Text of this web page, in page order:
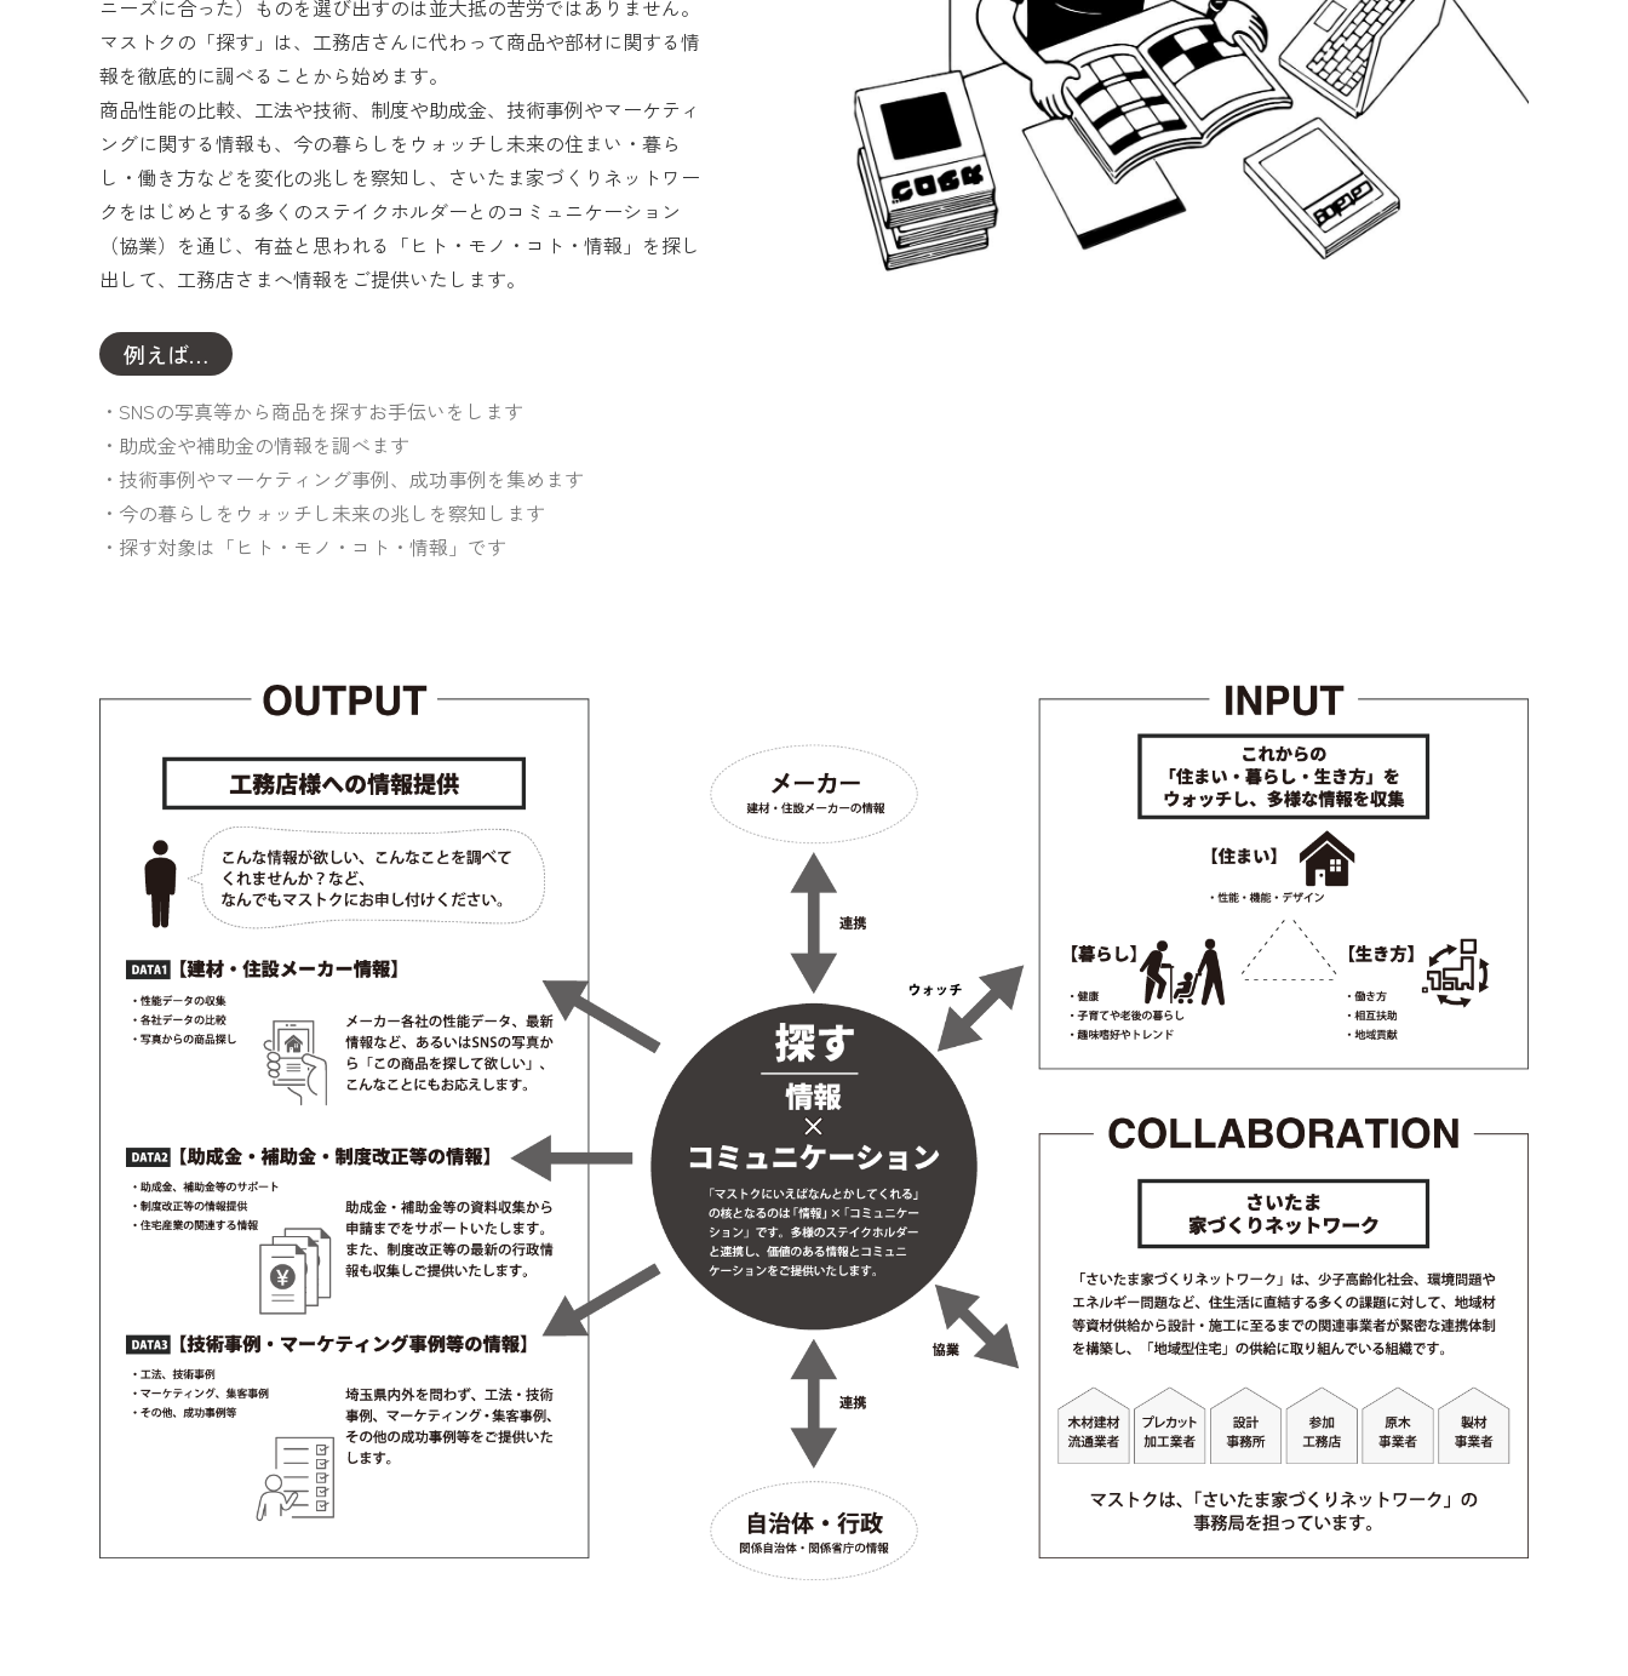
ニーズに合った）ものを選び出すのは並大抵の苦労ではありません。
マストクの「探す」は、工務店さんに代わって商品や部材に関する情
報を徹底的に調べることから始めます。
商品性能の比較、工法や技術、制度や助成金、技術事例やマーケティ
ングに関する情報も、今の暮らしをウォッチし未来の住まい・暮ら
し・働き方などを変化の兆しを察知し、さいたま家づくりネットワー
クをはじめとする多くのステイクホルダーとのコミュニケーション
（協業）を通じ、有益と思われる「ヒト・モノ・コト・情報」を探し
出して、工務店さまへ情報をご提供いたします。
例えば…
SNSの写真等から商品を探すお手伝いをします
助成金や補助金の情報を調べます
技術事例やマーケティング事例、成功事例を集めます
今の暮らしをウォッチし未来の兆しを察知します
探す対象は「ヒト・モノ・コト・情報」です